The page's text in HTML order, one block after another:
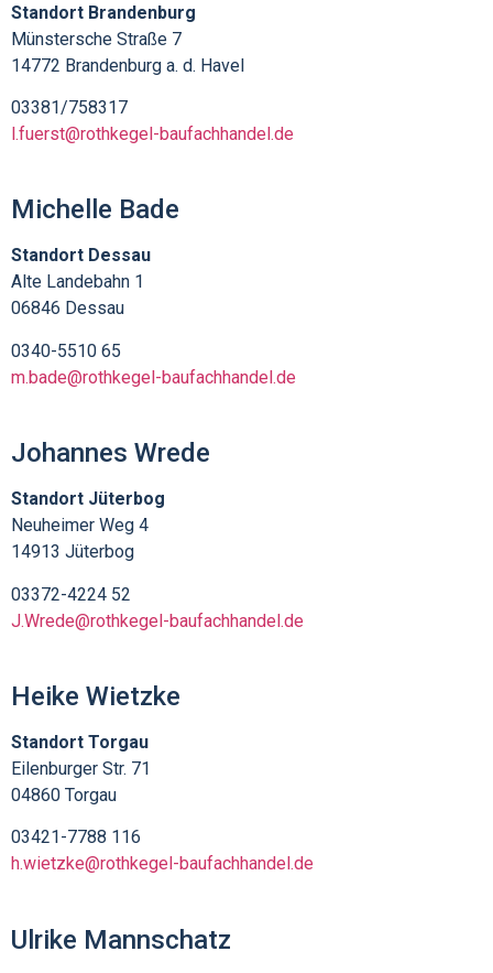
Standort Brandenburg
Münstersche Straße 7
14772 Brandenburg a. d. Havel
03381/758317
l.fuerst@rothkegel-baufachhandel.de
Michelle Bade
Standort Dessau
Alte Landebahn 1
06846 Dessau
0340-5510 65
m.bade@rothkegel-baufachhandel.de
Johannes Wrede
Standort Jüterbog
Neuheimer Weg 4
14913 Jüterbog
03372-4224 52
J.Wrede@rothkegel-baufachhandel.de
Heike Wietzke
Standort Torgau
Eilenburger Str. 71
04860 Torgau
03421-7788 116
h.wietzke@rothkegel-baufachhandel.de
Ulrike Mannschatz